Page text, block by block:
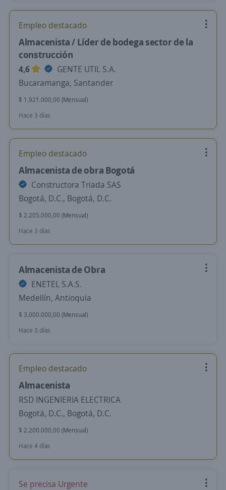
Empleo destacado
Almacenista / Líder de bodega sector de la
construcción
4,6
GENTE UTIL S.A.
Bucaramanga, Santander
$ 1.921.000,00 (Mensual)
Hace 3 días
Empleo destacado
Almacenista de obra Bogotá
Constructora Triada SAS
Bogotá, D.C., Bogotá, D.C.
$ 2.205.000,00 (Mensual)
Hace 3 días
Almacenista de Obra
ENETEL S.A.S.
Medellín, Antioquia
$ 3.000.000,00 (Mensual)
Hace 3 días
Empleo destacado
Almacenista
RSD INGENIERIA ELECTRICA
Bogotá, D.C., Bogotá, D.C.
$ 2.200.000,00 (Mensual)
Hace 4 días
Se precisa Urgente